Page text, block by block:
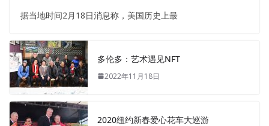
据当地时间2月18日消息称，美国历史上最
多伦多：艺术遇见NFT
2022年11月18日
2020纽约新春爱心花车大巡游